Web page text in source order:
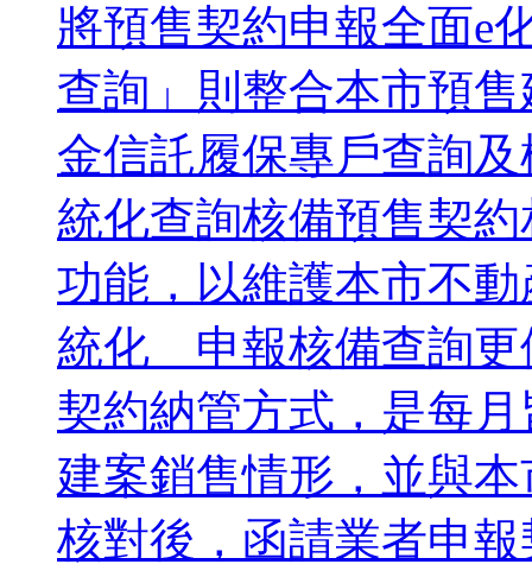
將預售契約申報全面e
查詢」則整合本市預
金信託履保專戶查詢
統化查詢核備預售契
功能，以維護本市不
統化 申報核備查詢
契約納管方式，是每
建案銷售情形，並與
核對後，函請業者申